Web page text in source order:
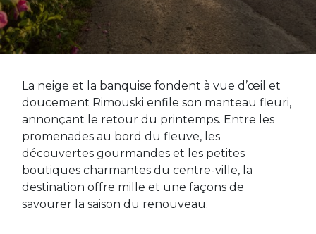
La neige et la banquise fondent à vue d’œil et
doucement Rimouski enfile son manteau fleuri,
annonçant le retour du printemps. Entre les
promenades au bord du fleuve, les
découvertes gourmandes et les petites
boutiques charmantes du centre-ville, la
destination offre mille et une façons de
savourer la saison du renouveau.